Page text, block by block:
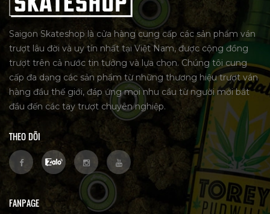
Saigon Skateshop là cửa hàng cung cấp các sản phẩm ván
trượt lâu đời và uy tín nhất tại Việt Nam, được cộng đồng
trượt trên cả nước tin tưởng và lựa chọn. Chúng tôi cung
cấp đa dạng các sản phẩm từ những thương hiệu trượt ván
hàng đầu thế giới, đáp ứng mọi nhu cầu từ người mới bắt
đầu đến các tay trượt chuyên nghiệp.
THEO DÕI
FANPAGE